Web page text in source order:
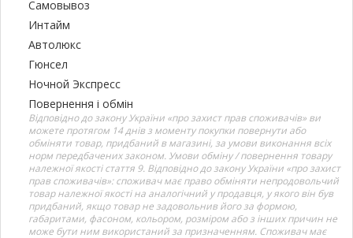
Самовывоз
Интайм
Автолюкс
Гюнсел
Ночной Экспресс
Повернення і обмін
Відповідно до закону України «про захист прав споживачів» ви
можете протягом 14 днів з моменту покупки повернути або
обміняти товар, придбаний в магазині, за умови виконання всіх
норм передбачених законом. Умови обміну / повернення товару
належної якості стаття 9. Відповідно до закону України «про захист
прав споживачів»: споживач має право обміняти непродовольчий
товар належної якості на аналогічний у продавця, у якого він був
придбаний, якщо товар не задовольнив його за формою,
габаритами, фасоном, кольором, розміром або з інших причин не
може бути ним використаний за призначенням. Споживач має